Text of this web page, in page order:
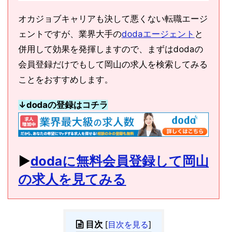
オカジョブキャリアも決して悪くない転職エージ
ェントですが、業界大手のdodaエージェント と
併用して効果を発揮しますので、まずはdodaの
会員登録だけでもして岡山の求人を検索してみる
ことをおすすめします。
↓dodaの登録はコチラ
▶︎dodaに無料会員登録して岡山
の求人を見てみる
目次 [目次を見る]